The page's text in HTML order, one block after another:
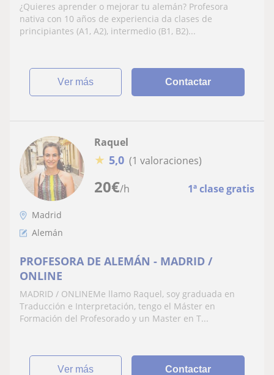
¿Quieres aprender o mejorar tu alemán? Profesora
nativa con 10 años de experiencia da clases de
principiantes (A1, A2), intermedio (B1, B2)...
ver más Contactar
20€/h 1ª clase gratis
Raquel
★ 5,0 (1 valoraciones)
Madrid
Alemán
PROFESORA DE ALEMÁN - MADRID /
ONLINE
MADRID / ONLINEMe llamo Raquel, soy graduada en
Traducción e Interpretación, tengo el Máster en
Formación del Profesorado y un Master en T...
ver más Contactar